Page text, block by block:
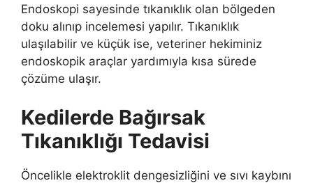
Endoskopi sayesinde tıkanıklık olan bölgeden
doku alınıp incelemesi yapılır. Tıkanıklık
ulaşılabilir ve küçük ise, veteriner hekiminiz
endoskopik araçlar yardımıyla kısa sürede
çözüme ulaşır.
Kedilerde Bağırsak
Tıkanıklığı Tedavisi
Öncelikle elektroklit dengesizliğini ve sıvı kaybını